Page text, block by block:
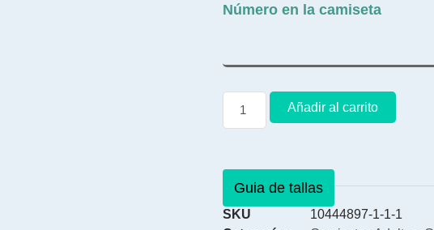
Número en la camiseta
Añadir al carrito
Guia de tallas
SKU
10444897-1-1-1